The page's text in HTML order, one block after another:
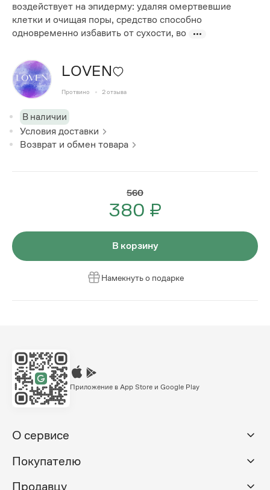
воздействует на эпидерму: удаляя омертвевшие
клетки и очищая поры, средство способно
одновременно избавить от сухости, во
LOVEN
Протвино 2 отзыва
В наличии
Условия доставки
Возврат и обмен товара
560
380 ₽
В корзину
Намекнуть о подарке
Приложение в App Store и Google Play
О сервисе
Покупателю
Продавцу